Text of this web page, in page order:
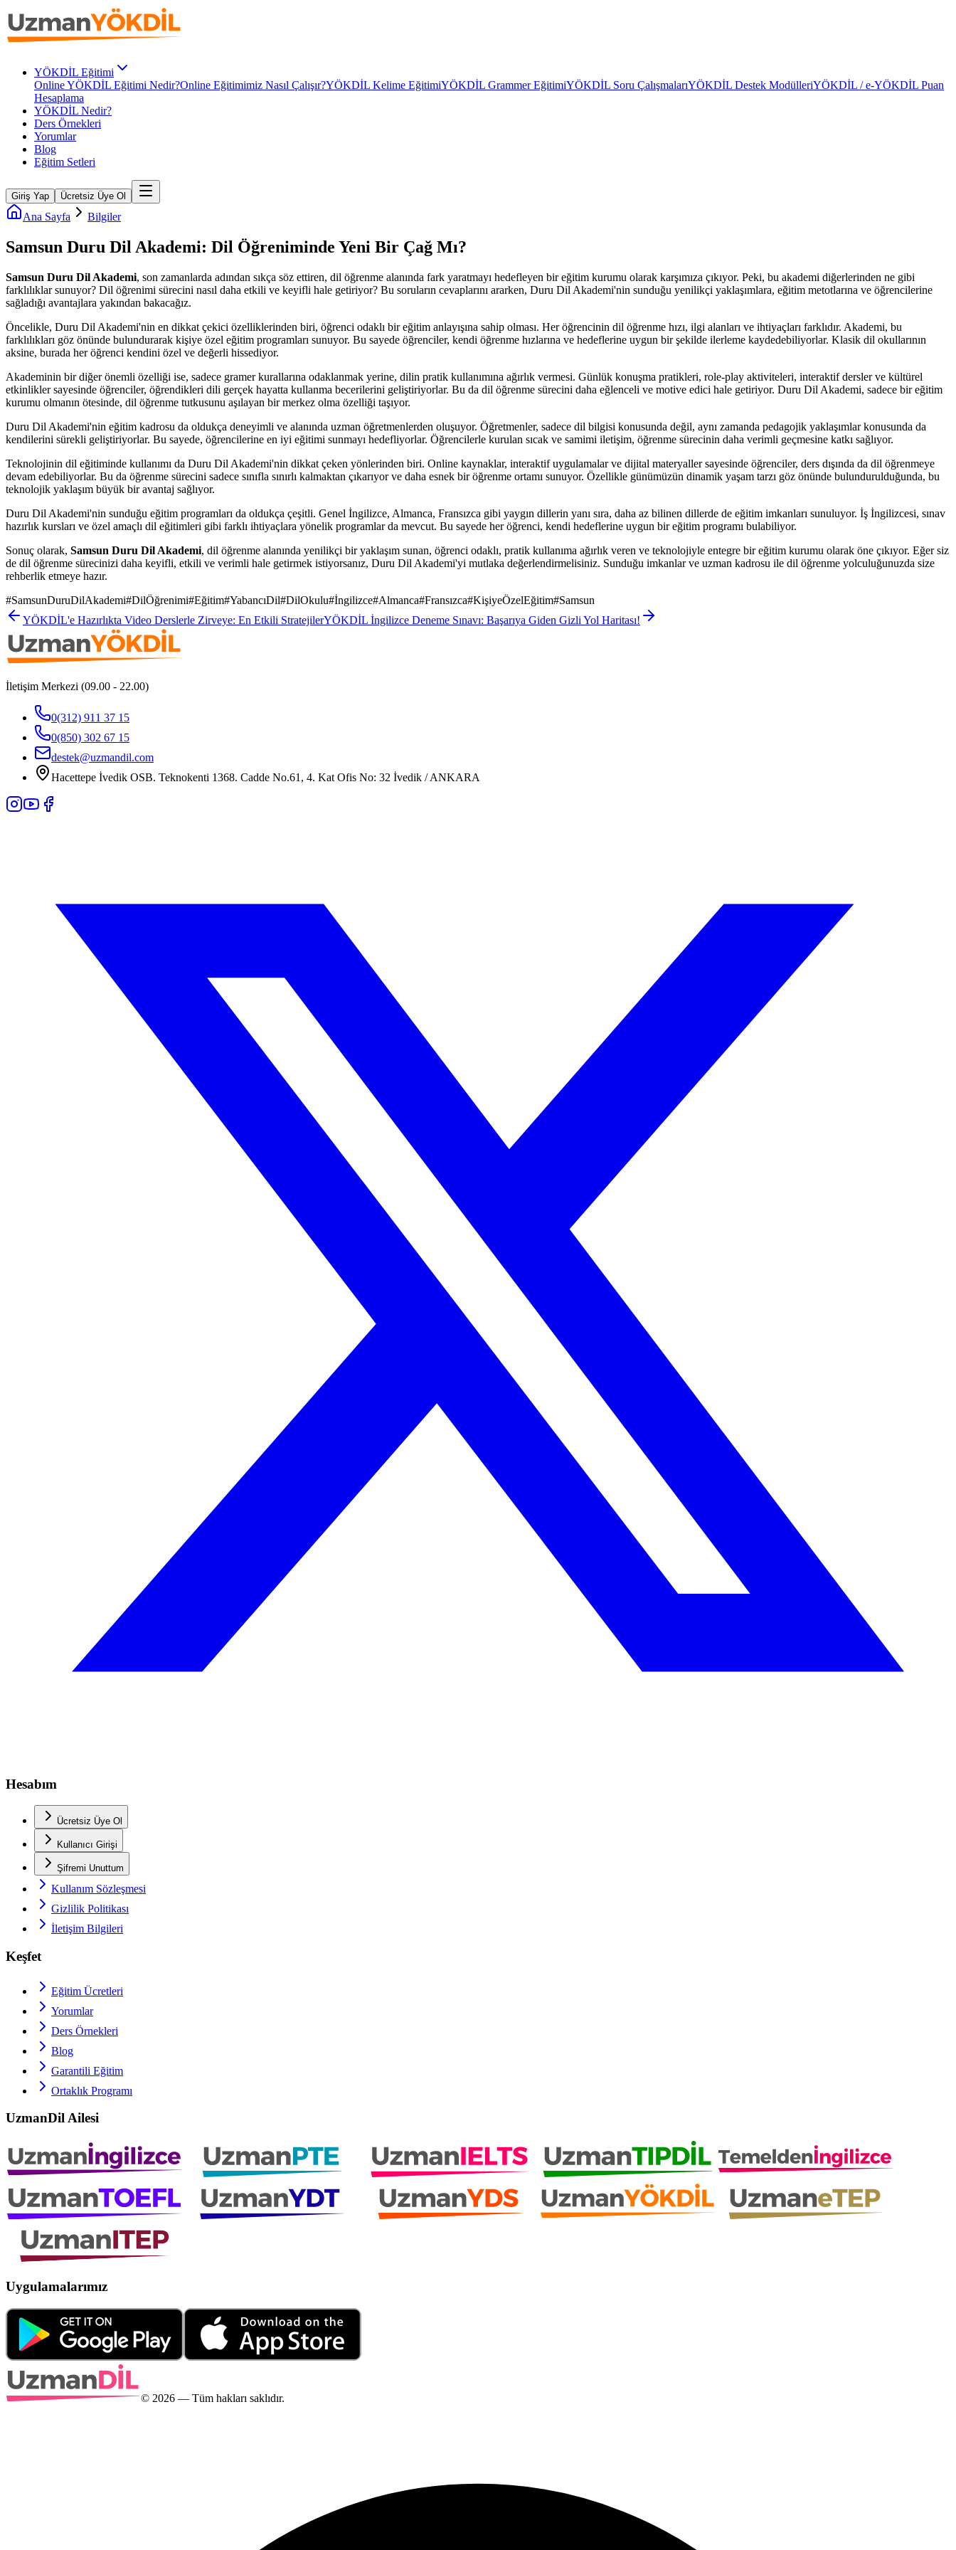
YÖKDİL Eğitimi
Online YÖKDİL Eğitimi Nedir?Online Eğitimimiz Nasıl Çalışır?YÖKDİL Kelime EğitimiYÖKDİL Grammer EğitimiYÖKDİL Soru ÇalışmalarıYÖKDİL Destek ModülleriYÖKDİL / e-YÖKDİL Puan
Hesaplama
YÖKDİL Nedir?
Ders Örnekleri
Yorumlar
Blog
Eğitim Setleri
Giriş Yap Ücretsiz Üye Ol
Ana Sayfa Bilgiler
Samsun Duru Dil Akademi: Dil Öğreniminde Yeni Bir Çağ Mı?
Samsun Duru Dil Akademi, son zamanlarda adından sıkça söz ettiren, dil öğrenme alanında fark yaratmayı hedefleyen bir eğitim kurumu olarak karşımıza çıkıyor. Peki, bu akademi diğerlerinden ne gibi
farklılıklar sunuyor? Dil öğrenimi sürecini nasıl daha etkili ve keyifli hale getiriyor? Bu soruların cevaplarını ararken, Duru Dil Akademi'nin sunduğu yenilikçi yaklaşımlara, eğitim metotlarına ve öğrencilerine
sağladığı avantajlara yakından bakacağız.
Öncelikle, Duru Dil Akademi'nin en dikkat çekici özelliklerinden biri, öğrenci odaklı bir eğitim anlayışına sahip olması. Her öğrencinin dil öğrenme hızı, ilgi alanları ve ihtiyaçları farklıdır. Akademi, bu
farklılıkları göz önünde bulundurarak kişiye özel eğitim programları sunuyor. Bu sayede öğrenciler, kendi öğrenme hızlarına ve hedeflerine uygun bir şekilde ilerleme kaydedebiliyorlar. Klasik dil okullarının
aksine, burada her öğrenci kendini özel ve değerli hissediyor.
Akademinin bir diğer önemli özelliği ise, sadece gramer kurallarına odaklanmak yerine, dilin pratik kullanımına ağırlık vermesi. Günlük konuşma pratikleri, role-play aktiviteleri, interaktif dersler ve kültürel
etkinlikler sayesinde öğrenciler, öğrendikleri dili gerçek hayatta kullanma becerilerini geliştiriyorlar. Bu da dil öğrenme sürecini daha eğlenceli ve motive edici hale getiriyor. Duru Dil Akademi, sadece bir eğitim
kurumu olmanın ötesinde, dil öğrenme tutkusunu aşılayan bir merkez olma özelliği taşıyor.
Duru Dil Akademi'nin eğitim kadrosu da oldukça deneyimli ve alanında uzman öğretmenlerden oluşuyor. Öğretmenler, sadece dil bilgisi konusunda değil, aynı zamanda pedagojik yaklaşımlar konusunda da
kendilerini sürekli geliştiriyorlar. Bu sayede, öğrencilerine en iyi eğitimi sunmayı hedefliyorlar. Öğrencilerle kurulan sıcak ve samimi iletişim, öğrenme sürecinin daha verimli geçmesine katkı sağlıyor.
Teknolojinin dil eğitiminde kullanımı da Duru Dil Akademi'nin dikkat çeken yönlerinden biri. Online kaynaklar, interaktif uygulamalar ve dijital materyaller sayesinde öğrenciler, ders dışında da dil öğrenmeye
devam edebiliyorlar. Bu da öğrenme sürecini sadece sınıfla sınırlı kalmaktan çıkarıyor ve daha esnek bir öğrenme ortamı sunuyor. Özellikle günümüzün dinamik yaşam tarzı göz önünde bulundurulduğunda, bu
teknolojik yaklaşım büyük bir avantaj sağlıyor.
Duru Dil Akademi'nin sunduğu eğitim programları da oldukça çeşitli. Genel İngilizce, Almanca, Fransızca gibi yaygın dillerin yanı sıra, daha az bilinen dillerde de eğitim imkanları sunuluyor. İş İngilizcesi, sınav
hazırlık kursları ve özel amaçlı dil eğitimleri gibi farklı ihtiyaçlara yönelik programlar da mevcut. Bu sayede her öğrenci, kendi hedeflerine uygun bir eğitim programı bulabiliyor.
Sonuç olarak, Samsun Duru Dil Akademi, dil öğrenme alanında yenilikçi bir yaklaşım sunan, öğrenci odaklı, pratik kullanıma ağırlık veren ve teknolojiyle entegre bir eğitim kurumu olarak öne çıkıyor. Eğer siz
de dil öğrenme sürecinizi daha keyifli, etkili ve verimli hale getirmek istiyorsanız, Duru Dil Akademi'yi mutlaka değerlendirmelisiniz. Sunduğu imkanlar ve uzman kadrosu ile dil öğrenme yolculuğunuzda size
rehberlik etmeye hazır.
#SamsunDuruDilAkademi#DilÖğrenimi#Eğitim#YabancıDil#DilOkulu#İngilizce#Almanca#Fransızca#KişiyeÖzelEğitim#Samsun
YÖKDİL'e Hazırlıkta Video Derslerle Zirveye: En Etkili StratejilerYÖKDİL İngilizce Deneme Sınavı: Başarıya Giden Gizli Yol Haritası!
İletişim Merkezi (09.00 - 22.00)
0(312) 911 37 15
0(850) 302 67 15
destek@uzmandil.com
Hacettepe İvedik OSB. Teknokenti 1368. Cadde No.61, 4. Kat Ofis No: 32 İvedik / ANKARA
Hesabım
Ücretsiz Üye Ol
Kullanıcı Girişi
Şifremi Unuttum
Kullanım Sözleşmesi
Gizlilik Politikası
İletişim Bilgileri
Keşfet
Eğitim Ücretleri
Yorumlar
Ders Örnekleri
Blog
Garantili Eğitim
Ortaklık Programı
UzmanDil Ailesi
Uygulamalarımız
© 2026 — Tüm hakları saklıdır.